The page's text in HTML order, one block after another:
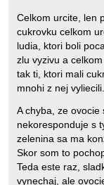
Celkom urcite, len
cukrovku celkom
ludia, ktori boli
zlu vyzivu a
tak ti, ktori mali
mnohi z nej vyliecili.
A chyba, ze
nekoresponduje s
zelenina sa ma
Skor som to
Teda este raz,
vynechaj, ale